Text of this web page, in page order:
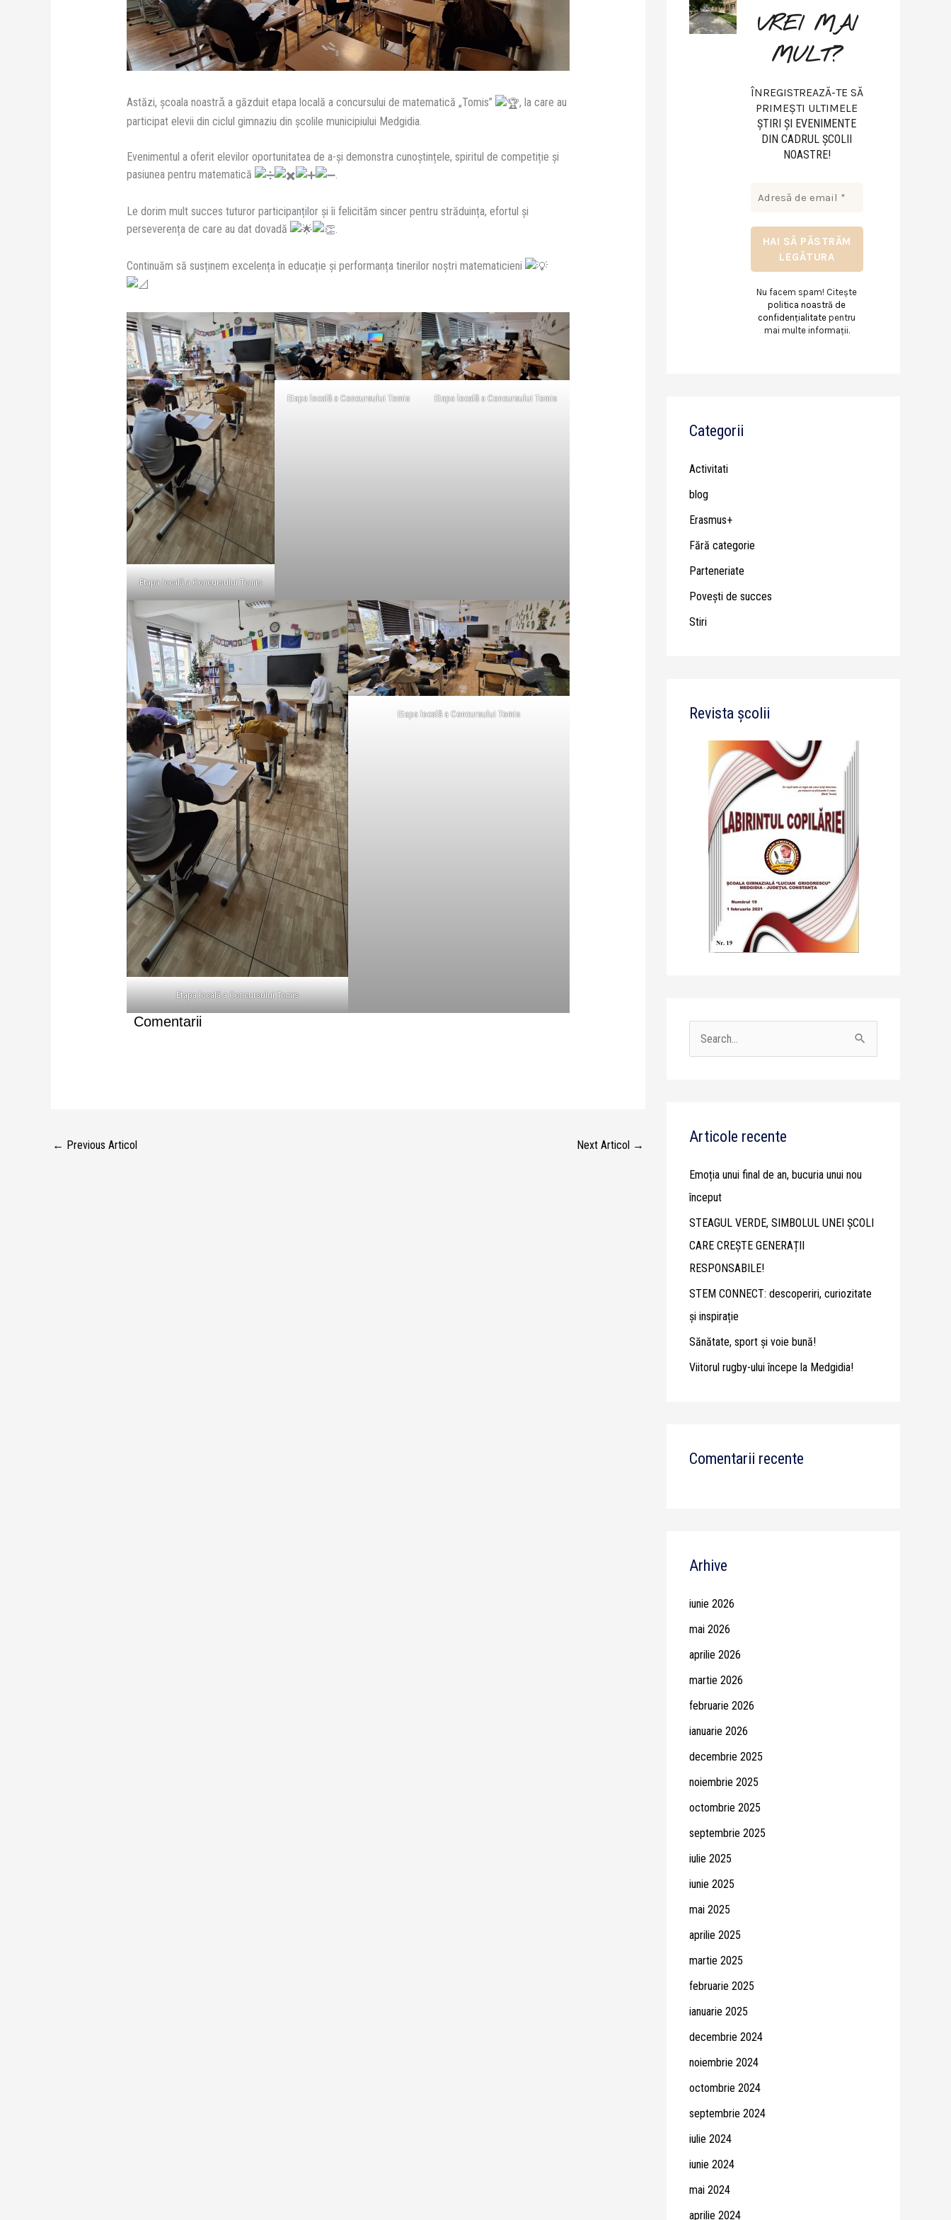
Astăzi, școala noastrǎ a găzduit etapa locală a concursului de matematică „Tomis”
, la care au
participat elevii din ciclul gimnaziu din școlile municipiului Medgidia.
Evenimentul a oferit elevilor oportunitatea de a-și demonstra cunoștințele, spiritul de competiție și
pasiunea pentru matematică
.
Le dorim mult succes tuturor participanților și îi felicităm sincer pentru străduința, efortul și
perseverența de care au dat dovadă
.
Continuăm să susținem excelența în educație și performanța tinerilor noștri matematicieni
Etapa locală a Concursului Tomis
Etapa locală a Concursului Tomis Etapa locală a Concursului Tomis
Etapa locală a Concursului Tomis
Etapa locală a Concursului Tomis
Comentarii
← Previous Articol Next Articol →
VREI MAI
MULT?
ÎNREGISTREAZĂ-TE SĂ
PRIMEȘTI ULTIMELE
ŞTIRI ŞI EVENIMENTE
DIN CADRUL ŞCOLII
NOASTRE!
Nu facem spam! Citește
politica noastră de
confidențialitate pentru
mai multe informații.
Categorii
Activitati
blog
Erasmus+
Fără categorie
Parteneriate
Poveşti de succes
Stiri
Revista școlii
c
f
o
r
:
Articole recente
Emoția unui final de an, bucuria unui nou
început
STEAGUL VERDE, SIMBOLUL UNEI ȘCOLI
CARE CREȘTE GENERAȚII
RESPONSABILE!
STEM CONNECT: descoperiri, curiozitate
și inspirație
Sănătate, sport și voie bună!
Viitorul rugby-ului începe la Medgidia!
Comentarii recente
Arhive
iunie 2026
mai 2026
aprilie 2026
martie 2026
februarie 2026
ianuarie 2026
decembrie 2025
noiembrie 2025
octombrie 2025
septembrie 2025
iulie 2025
iunie 2025
mai 2025
aprilie 2025
martie 2025
februarie 2025
ianuarie 2025
decembrie 2024
noiembrie 2024
octombrie 2024
septembrie 2024
iulie 2024
iunie 2024
mai 2024
aprilie 2024